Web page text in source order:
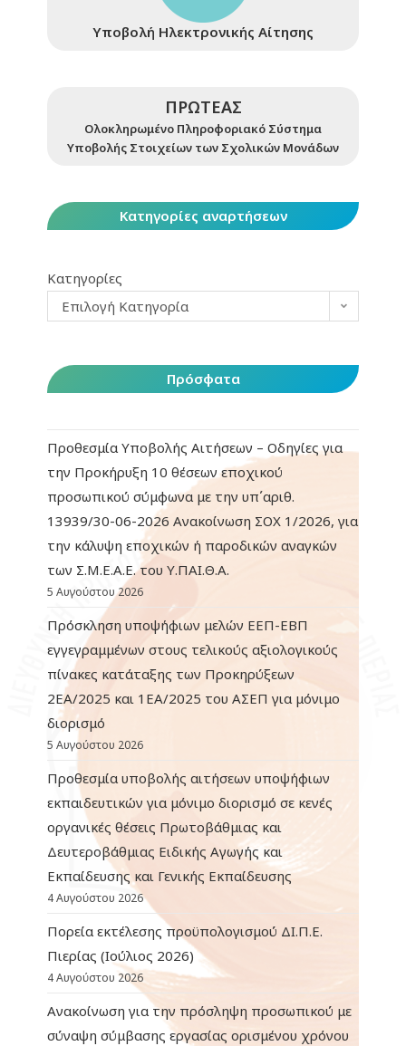
Υποβολή Ηλεκτρονικής Αίτησης
ΠΡΩΤΕΑΣ
Ολοκληρωμένο Πληροφοριακό Σύστημα
Υποβολής Στοιχείων των Σχολικών Μονάδων
Κατηγορίες αναρτήσεων
Κατηγορίες
Επιλογή Κατηγορία
Πρόσφατα
Προθεσμία Υποβολής Αιτήσεων – Οδηγίες για
την Προκήρυξη 10 θέσεων εποχικού
προσωπικού σύμφωνα με την υπ΄αριθ.
13939/30-06-2026 Ανακοίνωση ΣΟΧ 1/2026, για
την κάλυψη εποχικών ή παροδικών αναγκών
των Σ.Μ.Ε.Α.Ε. του Υ.ΠΑΙ.Θ.Α.
5 Αυγούστου 2026
Πρόσκληση υποψήφιων μελών ΕΕΠ-ΕΒΠ
εγγεγραμμένων στους τελικούς αξιολογικούς
πίνακες κατάταξης των Προκηρύξεων
2ΕΑ/2025 και 1ΕΑ/2025 του ΑΣΕΠ για μόνιμο
διορισμό
5 Αυγούστου 2026
Προθεσμία υποβολής αιτήσεων υποψήφιων
εκπαιδευτικών για μόνιμο διορισμό σε κενές
οργανικές θέσεις Πρωτοβάθμιας και
Δευτεροβάθμιας Ειδικής Αγωγής και
Εκπαίδευσης και Γενικής Εκπαίδευσης
4 Αυγούστου 2026
Πορεία εκτέλεσης προϋπολογισμού ΔΙ.Π.Ε.
Πιερίας (Ιούλιος 2026)
4 Αυγούστου 2026
Ανακοίνωση για την πρόσληψη προσωπικού με
σύναψη σύμβασης εργασίας ορισμένου χρόνου